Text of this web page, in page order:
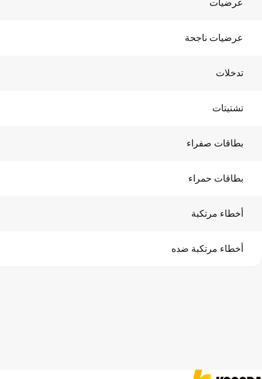
عرضيات
عرضيات ناجحة
تدخلات
تشتيتات
بطاقات صفراء
بطاقات حمراء
أخطاء مرتكبة
أخطاء مرتكبة ضده